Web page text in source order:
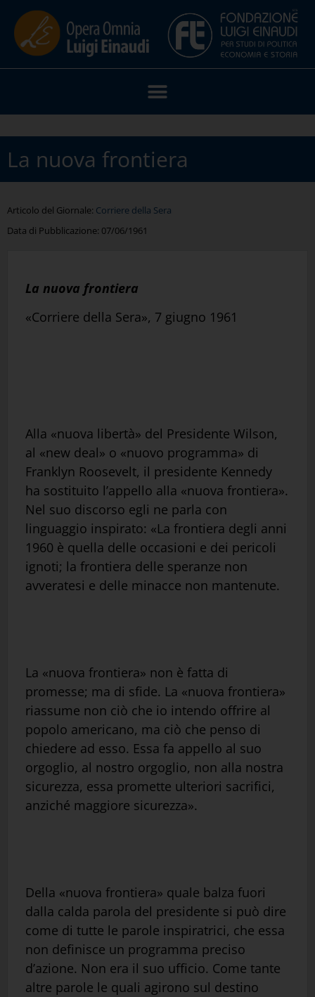
La nuova frontiera
Articolo del Giornale: Corriere della Sera
Data di Pubblicazione: 07/06/1961
La nuova frontiera
«Corriere della Sera», 7 giugno 1961
Alla «nuova libertà» del Presidente Wilson,
al «new deal» o «nuovo programma» di
Franklyn Roosevelt, il presidente Kennedy
ha sostituito l’appello alla «nuova frontiera».
Nel suo discorso egli ne parla con
linguaggio inspirato: «La frontiera degli anni
1960 è quella delle occasioni e dei pericoli
ignoti; la frontiera delle speranze non
avveratesi e delle minacce non mantenute.
La «nuova frontiera» non è fatta di
promesse; ma di sfide. La «nuova frontiera»
riassume non ciò che io intendo offrire al
popolo americano, ma ciò che penso di
chiedere ad esso. Essa fa appello al suo
orgoglio, al nostro orgoglio, non alla nostra
sicurezza, essa promette ulteriori sacrifici,
anziché maggiore sicurezza».
Della «nuova frontiera» quale balza fuori
dalla calda parola del presidente si può dire
come di tutte le parole inspiratrici, che essa
non definisce un programma preciso
d’azione. Non era il suo ufficio. Come tante
altre parole le quali agirono sul destino